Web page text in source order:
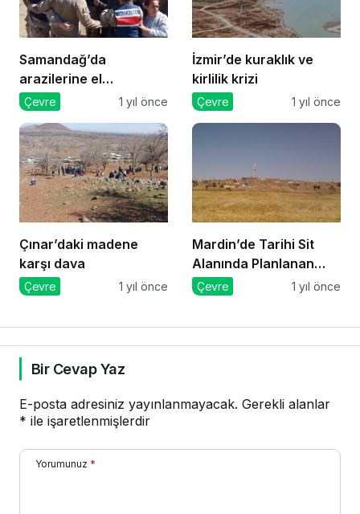
Samandağ’da
arazilerine el
konmasına karşı
müdahale etti
Çevre 1 yıl önce
İzmir’de kuraklık ve
kirlilik krizi
Çevre 1 yıl önce
Çınar’daki madene
karşı dava
Çevre 1 yıl önce
Mardin’de Tarihi Sit
Alanında Planlanan
GES Projesi Mahkeme
Çevre 1 yıl önce
Bir Cevap Yaz
E-posta adresiniz yayınlanmayacak. Gerekli alanlar
* ile işaretlenmişlerdir
Yorumunuz *